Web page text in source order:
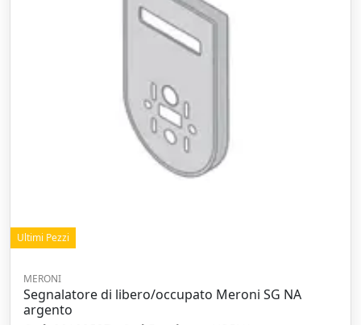
Ultimi Pezzi
MERONI
Segnalatore di libero/occupato Meroni SG NA
argento